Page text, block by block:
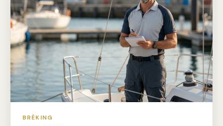
BRÉKING